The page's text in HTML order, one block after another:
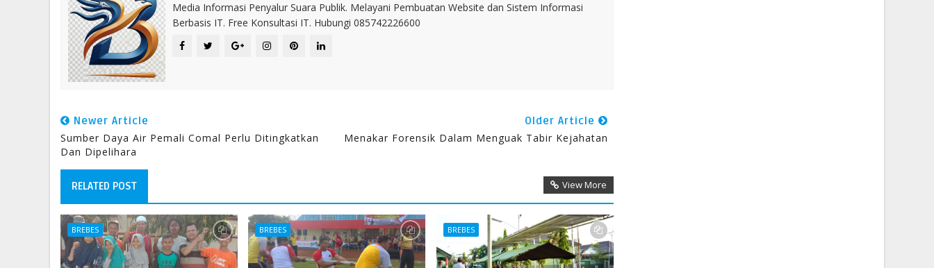
Media Informasi Penyalur Suara Publik. Melayani Pembuatan Website dan Sistem Informasi
Berbasis IT. Free Konsultasi IT. Hubungi 085742226600
Newer Article
Sumber Daya Air Pemali Comal Perlu Ditingkatkan
Dan Dipelihara
Older Article
Menakar Forensik Dalam Menguak Tabir Kejahatan
RELATED POST View More
BREBES BREBES BREBES